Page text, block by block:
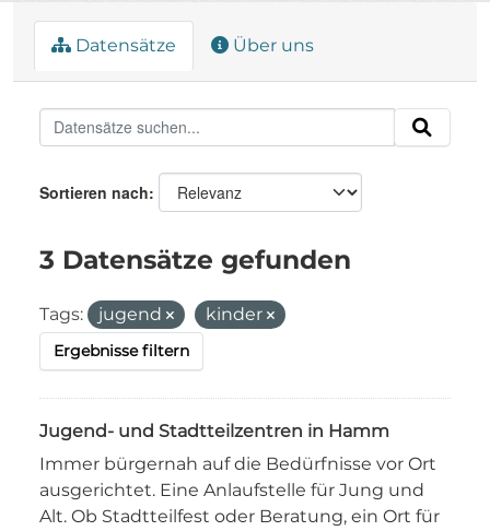
Datensätze Über uns
Sortieren nach
3 Datensätze gefunden
Tags: jugend kinder
Ergebnisse filtern
Jugend- und Stadtteilzentren in Hamm
Immer bürgernah auf die Bedürfnisse vor Ort
ausgerichtet. Eine Anlaufstelle für Jung und
Alt. Ob Stadtteilfest oder Beratung, ein Ort für